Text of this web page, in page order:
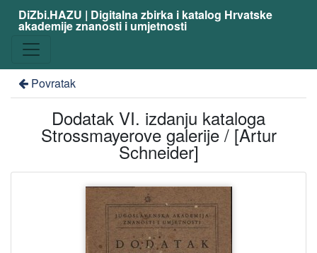
DiZbi.HAZU | Digitalna zbirka i katalog Hrvatske
akademije znanosti i umjetnosti
Povratak
Dodatak VI. izdanju kataloga
Strossmayerove galerije / [Artur
Schneider]